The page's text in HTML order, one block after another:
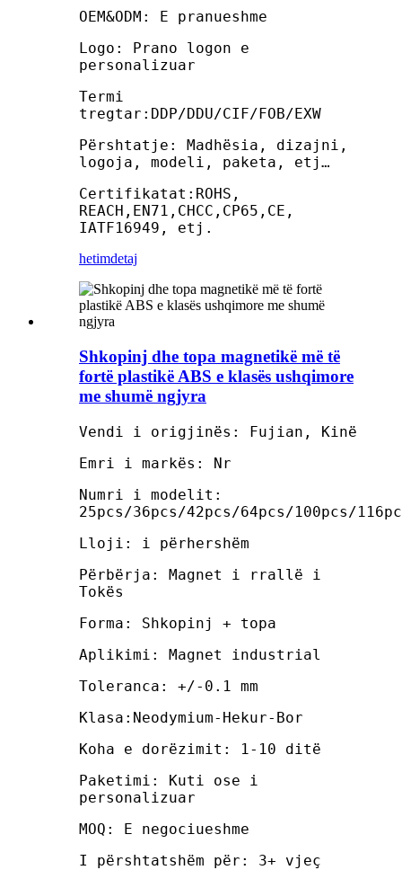
OEM&ODM: E pranueshme
Logo: Prano logon e
personalizuar
Termi
tregtar:DDP/DDU/CIF/FOB/EXW
Përshtatje: Madhësia, dizajni,
logoja, modeli, paketa, etj…
Certifikatat:ROHS,
REACH,EN71,CHCC,CP65,CE,
IATF16949, etj.
hetimdetaj
Shkopinj dhe topa magnetikë më të
fortë plastikë ABS e klasës ushqimore
me shumë ngjyra
Vendi i origjinës: Fujian, Kinë
Emri i markës: Nr
Numri i modelit:
25pcs/36pcs/42pcs/64pcs/100pcs/
Lloji: i përhershëm
Përbërja: Magnet i rrallë i
Tokës
Forma: Shkopinj + topa
Aplikimi: Magnet industrial
Toleranca: +/-0.1 mm
Klasa:Neodymium-Hekur-Bor
Koha e dorëzimit: 1-10 ditë
Paketimi: Kuti ose i
personalizuar
MOQ: E negociueshme
I përshtatshëm për: 3+ vjeç